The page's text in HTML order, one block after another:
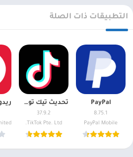
التطبيقات ذات الصلة
PayPal
8.75.1
PayPal Mobile
تحديث تيك توك – TikTok
37.9.2
TikTok Pte. Ltd.